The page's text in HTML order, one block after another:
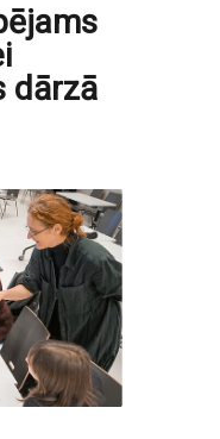
dārzā